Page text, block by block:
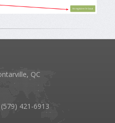
QC
421-6913